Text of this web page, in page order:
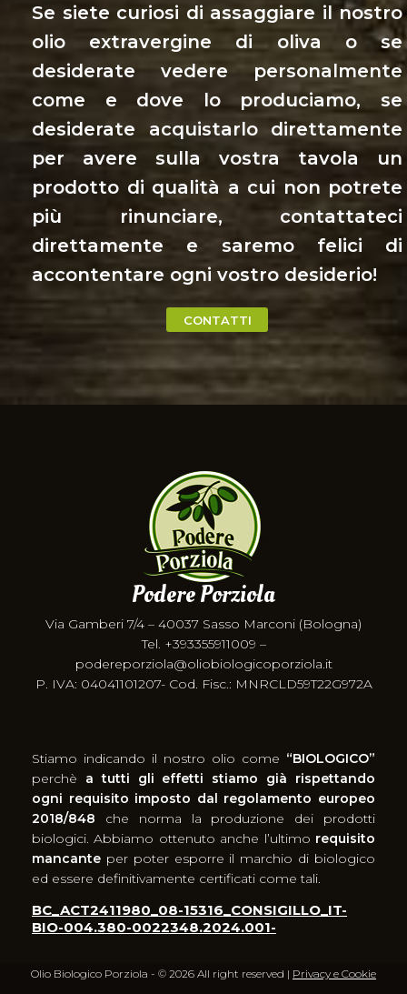
Se siete curiosi di assaggiare il nostro
olio extravergine di oliva o se
desiderate vedere personalmente
come e dove lo produciamo, se
desiderate acquistarlo direttamente
per avere sulla vostra tavola un
prodotto di qualità a cui non potrete
più rinunciare, contattateci
direttamente e saremo felici di
accontentare ogni vostro desiderio!
CONTATTI
Podere Porziola
Via Gamberi 7/4 – 40037 Sasso Marconi (Bologna)
Tel. +393355911009 –
podereporziola@oliobiologicoporziola.it
P. IVA: 04041101207- Cod. Fisc.: MNRCLD59T22G972A
Stiamo indicando il nostro olio come “BIOLOGICO”
perchè a tutti gli effetti stiamo già rispettando
ogni requisito imposto dal regolamento europeo
2018/848 che norma la produzione dei prodotti
biologici. Abbiamo ottenuto anche l’ultimo requisito
mancante per poter esporre il marchio di biologico
ed essere definitivamente certificati come tali.
BC_ACT2411980_08-15316_CONSIGILLO_IT-
BIO-004.380-0022348.2024.001-
Olio Biologico Porziola - © 2026 All right reserved | Privacy e Cookie